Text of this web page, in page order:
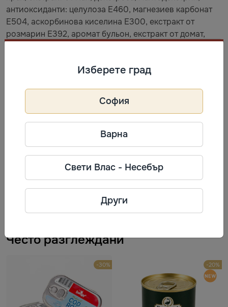
антиоксиданти: целулоза E460, магнезиев карбонат
E504, аскорбинова киселина E300, екстракт от
розмарин E392, аромат бульон, екстракт от домат,
Съхранение
Най-добър до: виж опаковката. Съхранявайте при
стайна температура. След отваряне да се съхранява
при 0°C до +4°C.
Информация за производител
Алианс агрикол
Телефон: +359 46 66 16 35
Адрес: 8669 село Окоп, ­­община
Тунджа, ­­област Ямбол.
Често разглеждани
-30% -20%
Изберете град
София
Варна
Свети Влас - Несебър
Други